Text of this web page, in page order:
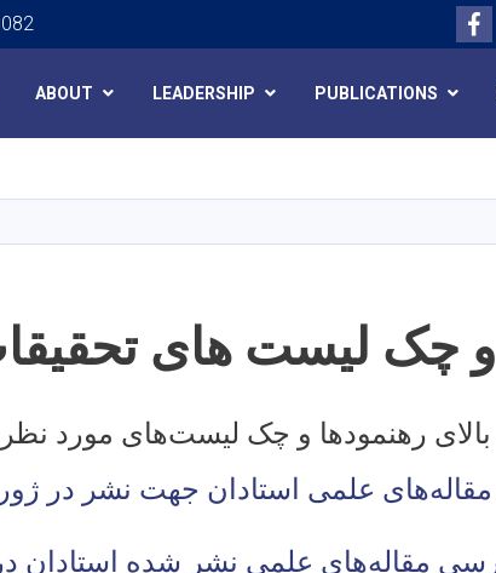
content
ABOUT LEADERSHIP PUBLICATIONS
و چک لیست های
بالای رهنمودها و چک لیست‌های مورد
مقاله‌های علمی استادان جهت نشر در
مقاله‌های علمی نشر شده استادان در